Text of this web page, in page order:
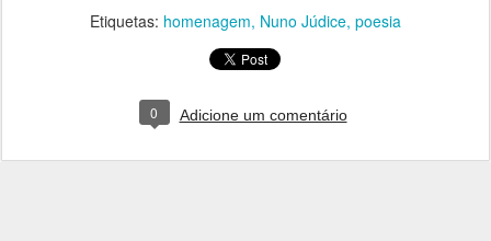
Etiquetas: homenagem Nuno Júdice poesia
0 Adicione um comentário